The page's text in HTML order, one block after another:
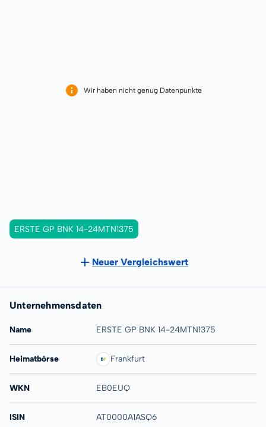
Wir haben nicht genug Datenpunkte
ERSTE GP BNK 14-24MTN1375
Neuer Vergleichswert
Unternehmensdaten
Name ERSTE GP BNK 14-24MTN1375
Heimatbörse Frankfurt
WKN EB0EUQ
ISIN AT0000A1ASQ6